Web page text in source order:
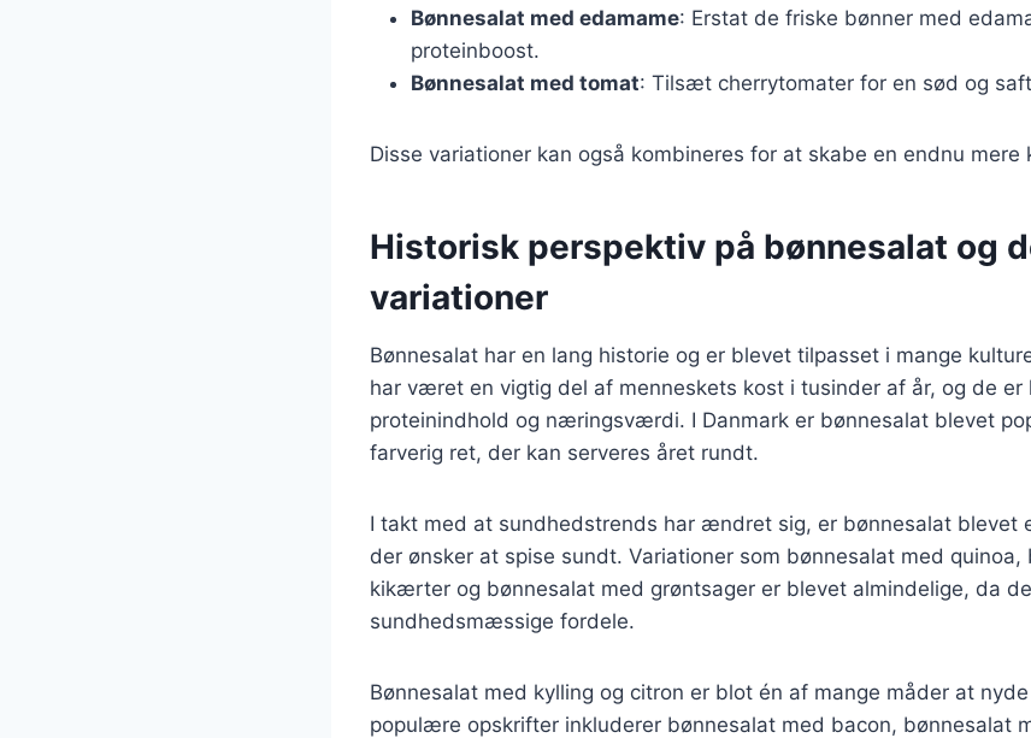
Bønnesalat med edamame: Erstat de friske bønner med
proteinboost.
Bønnesalat med tomat: Tilsæt cherrytomater for en sød og
Disse variationer kan også kombineres for at skabe en endnu mere
Historisk perspektiv på bønnesalat og
variationer
Bønnesalat har en lang historie og er blevet tilpasset i mange
har været en vigtig del af menneskets kost i tusinder af år, og de er
proteinindhold og næringsværdi. I Danmark er bønnesalat blevet
farverig ret, der kan serveres året rundt.
I takt med at sundhedstrends har ændret sig, er bønnesalat blevet
der ønsker at spise sundt. Variationer som bønnesalat med quinoa,
kikærter og bønnesalat med grøntsager er blevet almindelige, da
sundhedsmæssige fordele.
Bønnesalat med kylling og citron er blot én af mange måder at
populære opskrifter inkluderer bønnesalat med bacon, bønnesalat